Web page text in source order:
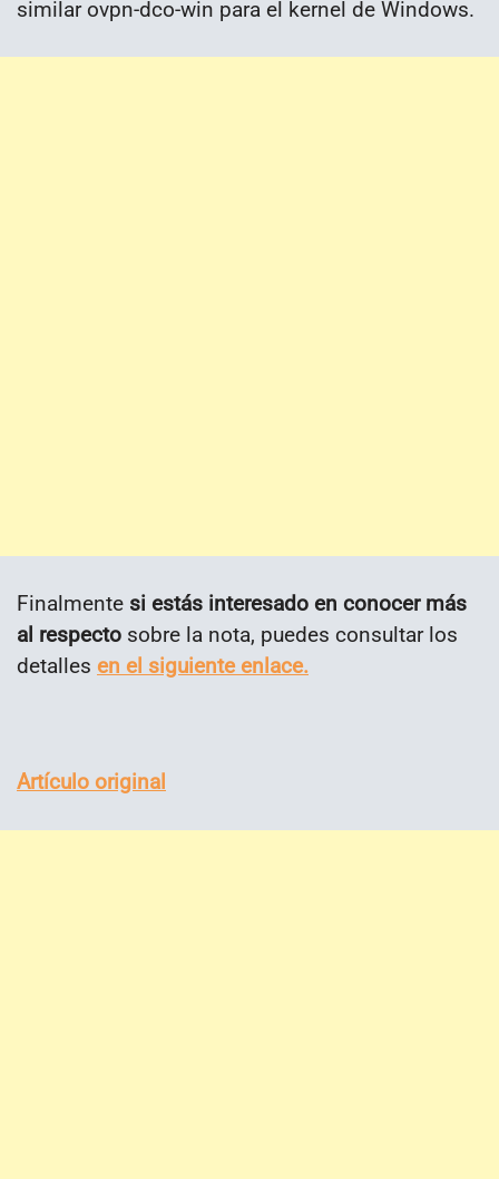
similar ovpn-dco-win para el kernel de Windows.
Finalmente si estás interesado en conocer más
al respecto sobre la nota, puedes consultar los
detalles en el siguiente enlace.
Artículo original